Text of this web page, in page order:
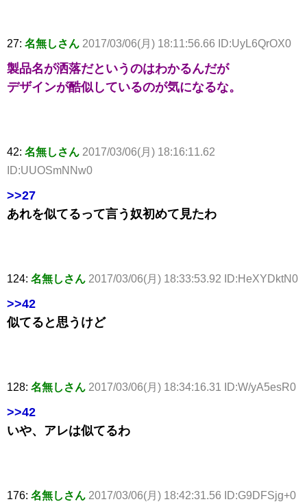
27: 名無しさん 2017/03/06(月) 18:11:56.66 ID:UyL6QrOX0
製品名が洒落だというのはわかるんだが
デザインが酷似しているのが気になるな。
42: 名無しさん 2017/03/06(月) 18:16:11.62
ID:UUOSmNNw0
>>27
あれを似てるって言う奴初めて見たわ
124: 名無しさん 2017/03/06(月) 18:33:53.92 ID:HeXYDktN0
>>42
似てると思うけど
128: 名無しさん 2017/03/06(月) 18:34:16.31 ID:W/yA5esR0
>>42
いや、アレは似てるわ
176: 名無しさん 2017/03/06(月) 18:42:31.56 ID:G9DFSjg+0